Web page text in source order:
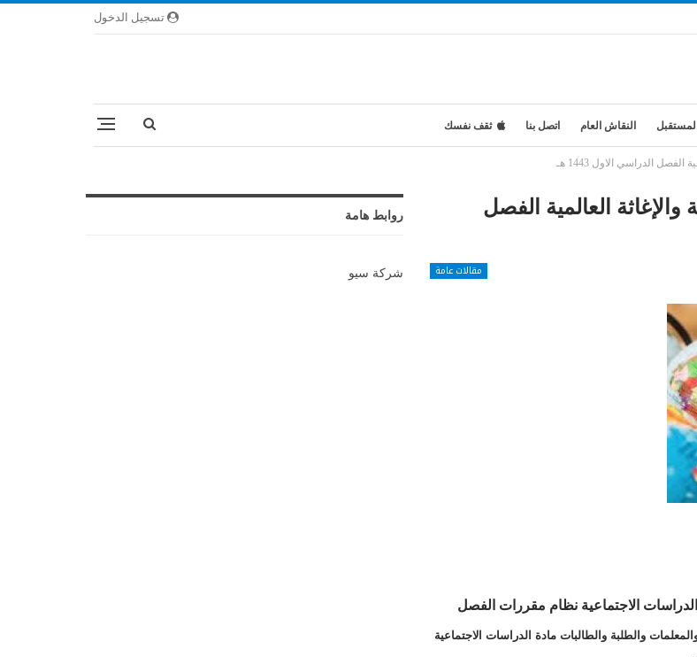
تسجيل الدخول
المستقبل النقاش العام اتصل بنا ثقف نفسك
الدراسي الاول 1443 هـ
العالمية الفصل
مقالات عامة
الدراسات الاجتماعية نظام مقررات الفصل
والطلبة والطالبات مادة الدراسات الاجتماعية
روابط هامة
شركة سيو